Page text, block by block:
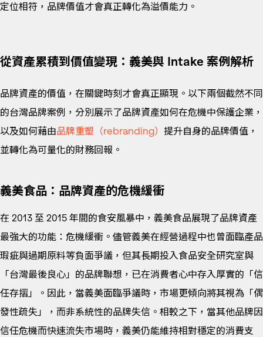
定位相符，品牌價值才會真正轉化為溢價能力。
從資產累積到價值變現：義美與 Intake 案例解析
品牌資產的價值，在關鍵時刻才會真正顯現。以下兩個截然不同
的台灣品牌案例，分別展示了品牌資產如何在危機中保護企業，
以及如何藉由品牌重塑（rebranding） 提升自身的品牌價值，
並轉化為可量化的財務回報。
義美食品：品牌資產的危機緩衝
在 2013 至 2015 年間的食安風暴中，義美食品展現了品牌資產
最強大的功能：危機緩衝。儘管義美在經營過程中也曾面臨產品
瑕疵與過期原料等負面爭議，但其長期投入食品安全研究室與
「台灣最後良心」的品牌聯想，已在消費者心中存入厚實的「信
任存摺」。因此，當義美面臨爭議時，市場更傾向將其視為「偶
發性疏失」，而非系統性的品牌失信。相較之下，當其他品牌因
信任危機而快速流失市場時，義美仍能維持相對穩定的消費支